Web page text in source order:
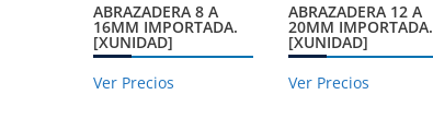
ABRAZADERA 8 A
16MM IMPORTADA.
[XUNIDAD]
Ver Precios
ABRAZADERA 12 A
20MM IMPORTADA.
[XUNIDAD]
Ver Precios